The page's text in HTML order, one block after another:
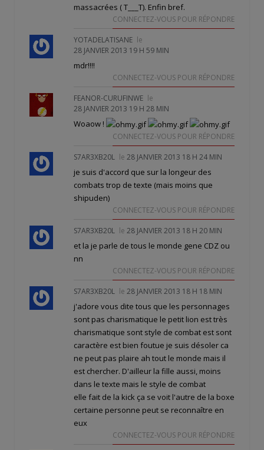
massacrées ( T___T). Enfin bref.
CONNECTEZ-VOUS POUR RÉPONDRE
YOTADELATISANE le
28 JANVIER 2013 19 H 59 MIN
mdr!!!!
CONNECTEZ-VOUS POUR RÉPONDRE
FEANOR-CURUFINWE le
28 JANVIER 2013 19 H 28 MIN
Woaow !
CONNECTEZ-VOUS POUR RÉPONDRE
S7AR3XB20L le 28 JANVIER 2013 18 H 24 MIN
je suis d'accord que sur la longeur des
combats trop de texte (mais moins que
shipuden)
CONNECTEZ-VOUS POUR RÉPONDRE
S7AR3XB20L le 28 JANVIER 2013 18 H 20 MIN
et la je parle de tous le monde gene CDZ ou
nn
CONNECTEZ-VOUS POUR RÉPONDRE
S7AR3XB20L le 28 JANVIER 2013 18 H 18 MIN
j'adore vous dite tous que les personnages
sont pas charismatique le petit lion est très
charismatique sont style de combat est sont
caractère est bien foutue je suis désoler ca
ne peut pas plaire ah tout le monde mais il
est chercher. D'ailleur la fille aussi, moins
dans le texte mais le style de combat
elle fait de la kick ça se voit l'autre de la boxe
certaine personne peut se reconnaître en
eux
CONNECTEZ-VOUS POUR RÉPONDRE